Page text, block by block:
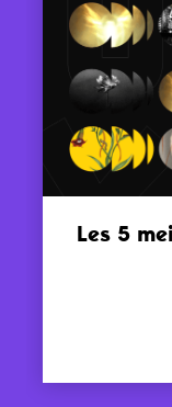
Les 5